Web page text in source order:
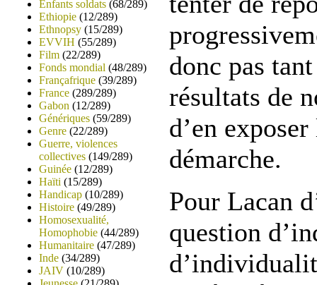
Enfants soldats (68/289)
Ethiopie (12/289)
Ethnopsy (15/289)
EVVIH (55/289)
Film (22/289)
Fonds mondial (48/289)
Françafrique (39/289)
France (289/289)
Gabon (12/289)
Génériques (59/289)
Genre (22/289)
Guerre, violences
collectives (149/289)
Guinée (12/289)
Haïti (15/289)
Handicap (10/289)
Histoire (49/289)
Homosexualité,
Homophobie (44/289)
Humanitaire (47/289)
Inde (34/289)
JAIV (10/289)
donc pas
résultats de
d’en
démarche.
Pour Lacan
question